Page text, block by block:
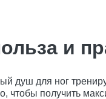
и
душ для ног
чтобы получить